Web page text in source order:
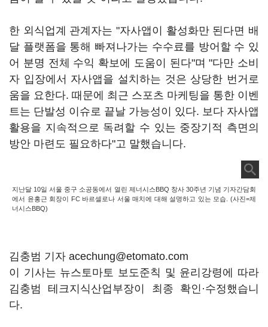
한 외식업계 관계자는 "자사앱이 활성화만 된다면 배
달 플랫폼을 통해 빠져나가는 수수료를 방어할 수 있
어 분명 전체 수익 확보에 도움이 된다"며 "다만 소비
자 입장에서 자사앱을 설치하는 것은 상당한 번거로
움을 요한다. 때문에 최근 스포츠 마케팅을 통한 이벤
트는 단발성 이슈로 끝날 가능성이 있다. 보다 자사앱
활용을 지속적으로 독려할 수 있는 중장기적 측면의
방안 마련도 필요하다"고 말했습니다.
지난달 10일 서울 중구 소공동에서 열린 제너시스BBQ 창사 30주년 기념 기자간담회
에서 윤홍근 회장이 FC 바르셀로나 서울 매치에 대해 설명하고 있는 모습. (사진=제
너시스BBQ)
김충범 기자 acechung@etomato.com
이 기사는 뉴스토마토 보도준칙 및 윤리강령에 따라
김충범 테크지식산업부장이 최종 확인·수정했습니
다.